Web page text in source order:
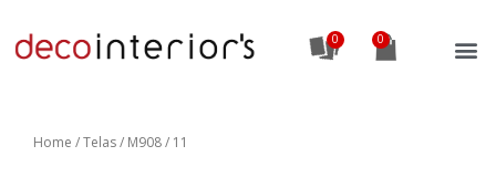
0
Home /Telas/ M908 / 11